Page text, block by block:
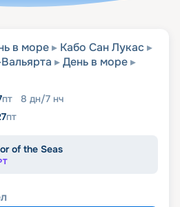
в море
Кабо Сан Лукас
День в море
пт 8 дн/7 нч
пт
of the Seas